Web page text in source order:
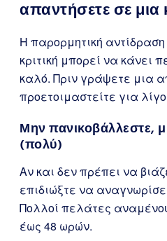
απαντήσετε σε μια
Η παρορμητική
κριτική μπορεί να κάνει
καλό. Πριν γράψετε μια
προετοιμαστείτε για
Μην πανικοβάλλεστε,
(πολύ)
Αν και δεν πρέπει να
επιδιώξτε να
Πολλοί πελάτες
έως 48 ωρών.